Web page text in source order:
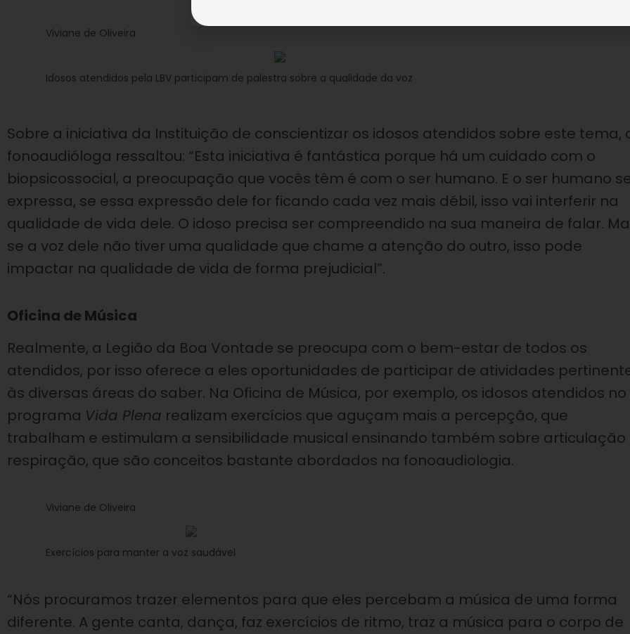
Viviane de Oliveira
Idosos atendidos pela LBV participam de palestra sobre a qualidade da voz
Sobre a iniciativa da Instituição de conscientizar os idosos atendidos sobre este tema,
fonoaudióloga ressaltou: “Esta iniciativa é fantástica porque há um cuidado com o
biopsicossocial, a preocupação que vocês têm é com o ser humano. E o ser humano
expressa, se essa expressão dele for ficando cada vez mais débil, isso vai interferir na
qualidade de vida dele. O idoso precisa ser compreendido na sua maneira de falar.
se a voz dele não tiver uma qualidade que chame a atenção do outro, isso pode
impactar na qualidade de vida de forma prejudicial”.
Oficina de Música
Realmente, a Legião da Boa Vontade se preocupa com o bem-estar de todos os
atendidos, por isso oferece a eles oportunidades de participar de atividades
às diversas áreas do saber. Na Oficina de Música, por exemplo, os idosos atendidos no
programa Vida Plena realizam exercícios que aguçam mais a percepção, que
trabalham e estimulam a sensibilidade musical ensinando também sobre articulação
respiração, que são conceitos bastante abordados na fonoaudiologia.
Viviane de Oliveira
Exercícios para manter a voz saudável
“Nós procuramos trazer elementos para que eles percebam a música de uma forma
diferente. A gente canta, dança, faz exercícios de ritmo, traz a música para o corpo de